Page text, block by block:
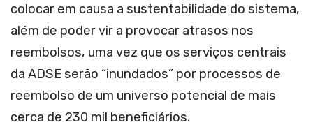
colocar em causa a sustentabilidade do sistema,
além de poder vir a provocar atrasos nos
reembolsos, uma vez que os serviços centrais
da ADSE serão “inundados” por processos de
reembolso de um universo potencial de mais
cerca de 230 mil beneficiários.